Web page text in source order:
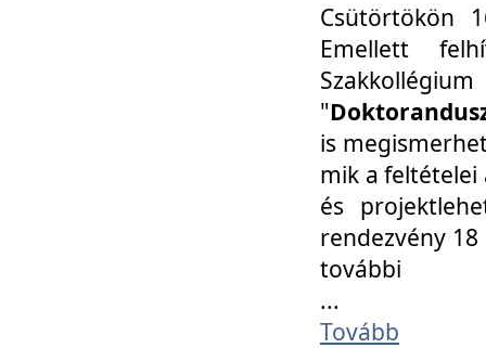
Csütörtökön
Emellett
"
is
mik a feltételei
és
rendezvény
további
...
Tovább